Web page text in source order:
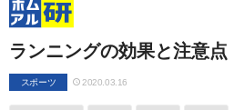
ランニングの効果と注意点
スポーツ 2020.03.16